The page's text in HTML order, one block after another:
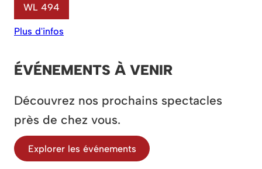
WL 494
Plus d'infos
ÉVÉNEMENTS À VENIR
Découvrez nos prochains spectacles
près de chez vous.
Explorer les événements